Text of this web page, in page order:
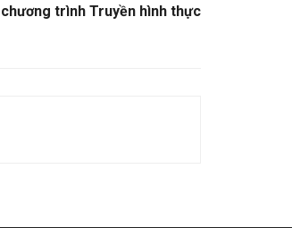
trình Truyền hình thực